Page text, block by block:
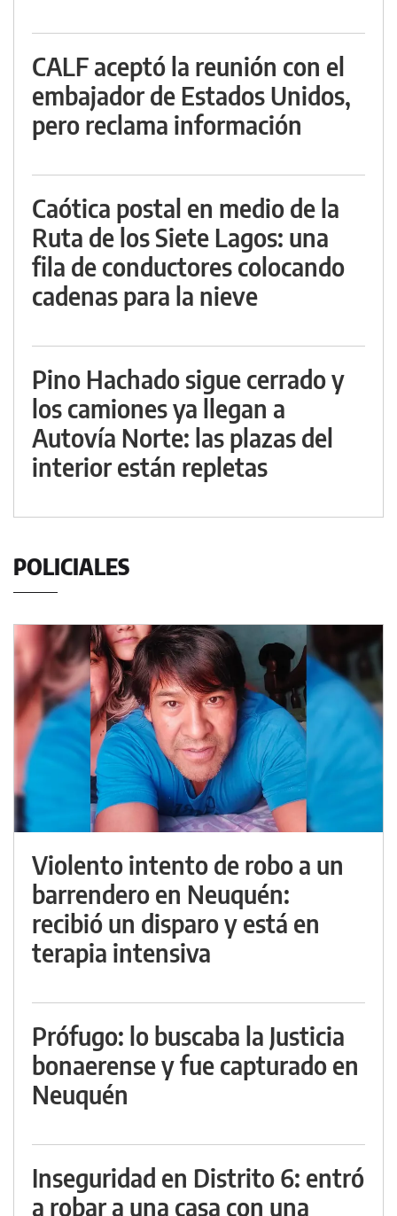
CALF aceptó la reunión con el
embajador de Estados Unidos,
pero reclama información
Caótica postal en medio de la
Ruta de los Siete Lagos: una
fila de conductores colocando
cadenas para la nieve
Pino Hachado sigue cerrado y
los camiones ya llegan a
Autovía Norte: las plazas del
interior están repletas
POLICIALES
Violento intento de robo a un
barrendero en Neuquén:
recibió un disparo y está en
terapia intensiva
Prófugo: lo buscaba la Justicia
bonaerense y fue capturado en
Neuquén
Inseguridad en Distrito 6: entró
a robar a una casa con una